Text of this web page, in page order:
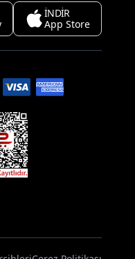
İNDİR
App Store